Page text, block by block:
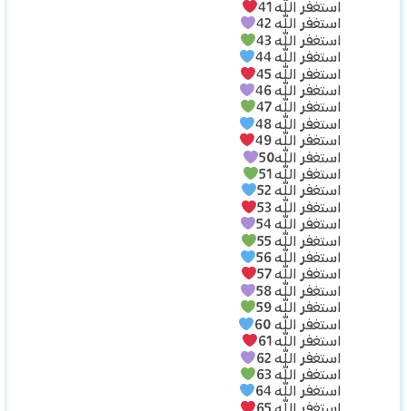
استغفر الله 41
استغفر الله 42
استغفر الله 43
استغفر الله 44
استغفر الله 45
استغفر الله 46
استغفر الله 47
استغفر الله 48
استغفر الله 49
استغفر الله50
استغفر الله 51
استغفر الله 52
استغفر الله 53
استغفر الله 54
استغفر الله 55
استغفر الله 56
استغفر الله 57
استغفر الله 58
استغفر الله 59
استغفر الله 60
استغفر الله 61
استغفر الله 62
استغفر الله 63
استغفر الله 64